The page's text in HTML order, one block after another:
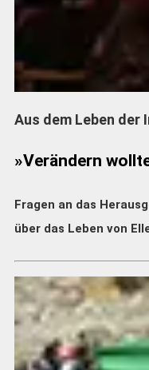
Aus dem Leben
»Verändern
Fragen an das
über das Leben von